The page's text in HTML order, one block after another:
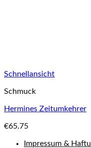
Schnellansicht
Schmuck
Hermines Zeitumkehrer
€65.75
Impressum &